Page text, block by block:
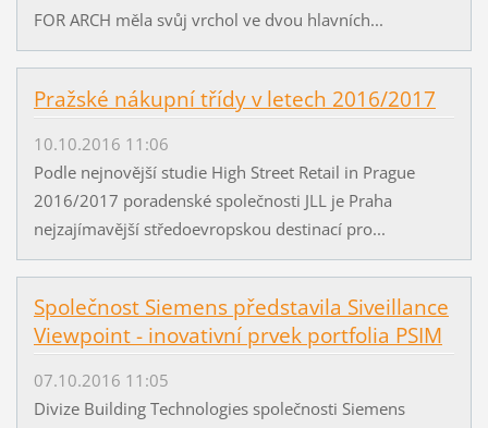
FOR ARCH měla svůj vrchol ve dvou hlavních...
Pražské nákupní třídy v letech 2016/2017
10.10.2016 11:06
Podle nejnovější studie High Street Retail in Prague
2016/2017 poradenské společnosti JLL je Praha
nejzajímavější středoevropskou destinací pro...
Společnost Siemens představila Siveillance
Viewpoint - inovativní prvek portfolia PSIM
07.10.2016 11:05
Divize Building Technologies společnosti Siemens